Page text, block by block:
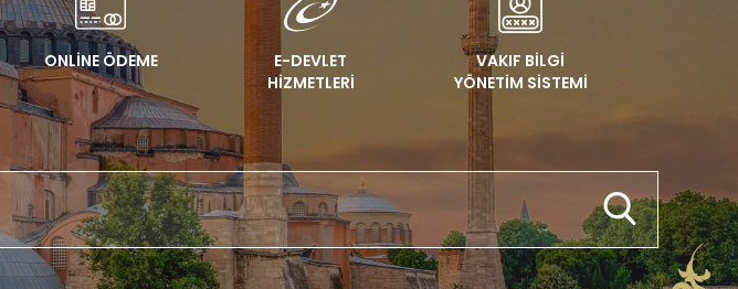
ONLİNE ÖDEME
E-DEVLET
HİZMETLERİ
VAKIF BİLGİ
YÖNETİM SİSTEMİ